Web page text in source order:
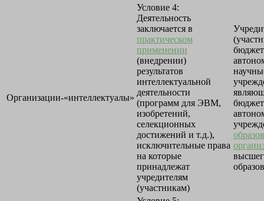
Организации-«интеллектуалы»
Условие 4:
Деятельность
заключается в
практическом
применении
(внедрении)
результатов
интеллектуальной
деятельности
(программ для ЭВМ,
изобретений,
селекционных
достижений и т.д.),
исключительные права
на которые
принадлежат
учредителям
(участникам)